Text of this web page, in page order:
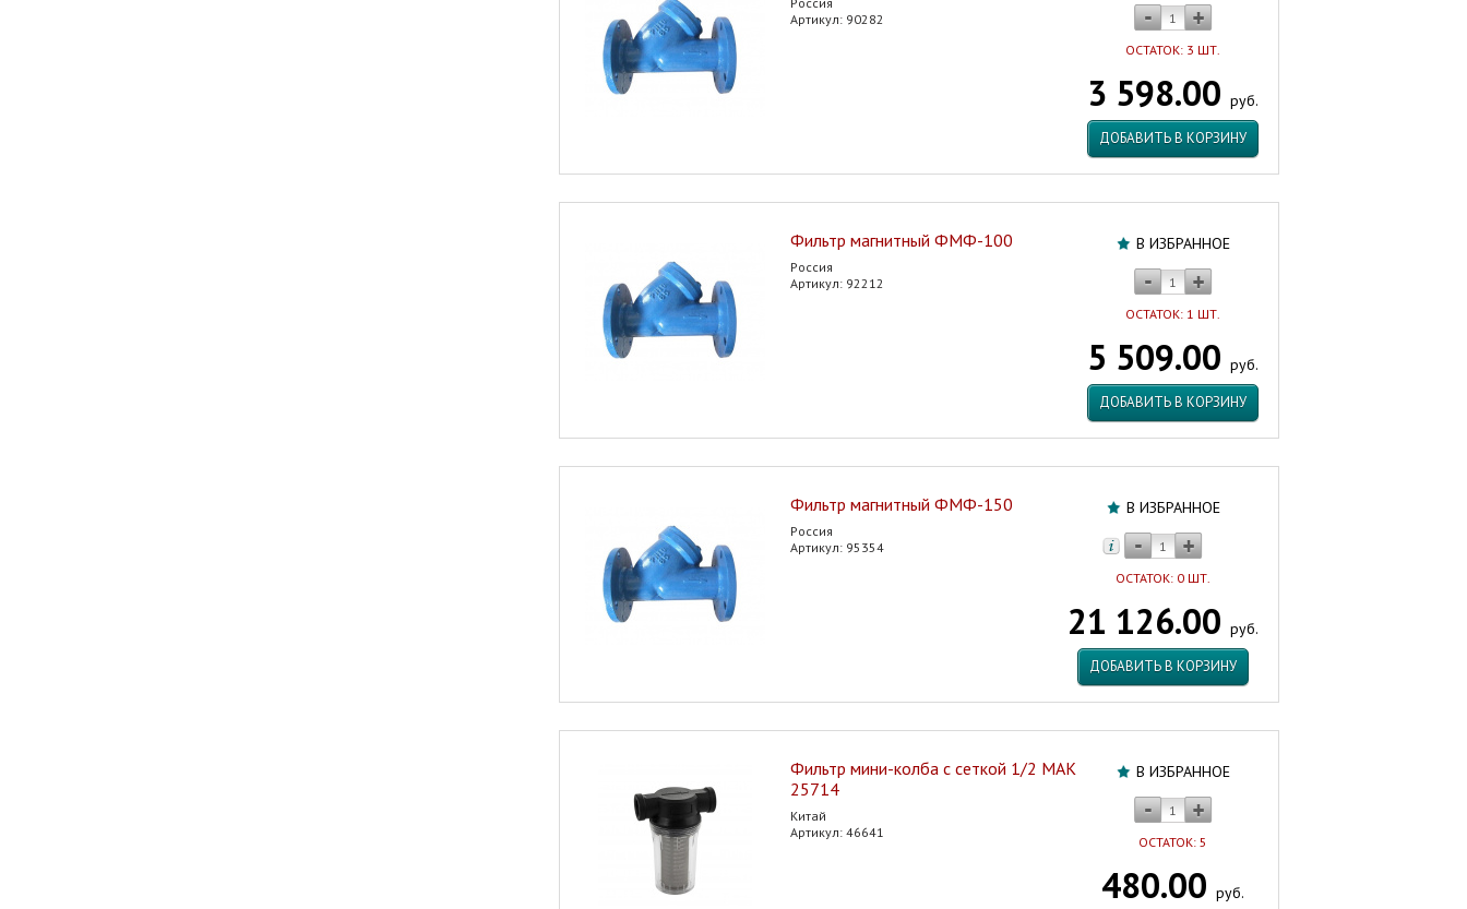
ОСТАТОК: 3 ШТ.
3 598.00 руб.
ДОБАВИТЬ В КОРЗИНУ
Артикул: 90282
В ИЗБРАННОЕ
ОСТАТОК: 1 ШТ.
5 509.00 руб.
ДОБАВИТЬ В КОРЗИНУ
Фильтр магнитный ФМФ-100
Россия
Артикул: 92212
В ИЗБРАННОЕ
ОСТАТОК: 0 ШТ.
21 126.00 руб.
ДОБАВИТЬ В КОРЗИНУ
Фильтр магнитный ФМФ-150
Россия
Артикул: 95354
В ИЗБРАННОЕ
ОСТАТОК: 5
480.00 руб.
Фильтр мини-колба с сеткой 1/2 MAK
25714
Китай
Артикул: 46641